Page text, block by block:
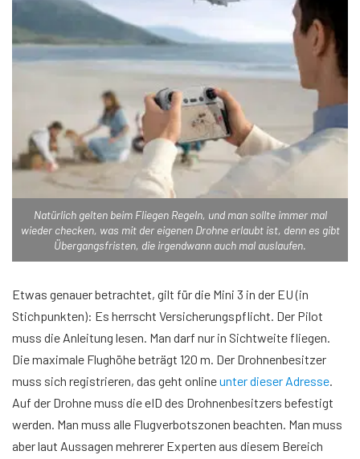
Natürlich gelten beim Fliegen Regeln, und man sollte immer mal
wieder checken, was mit der eigenen Drohne erlaubt ist, denn es gibt
Übergangsfristen, die irgendwann auch mal auslaufen.
Etwas genauer betrachtet, gilt für die Mini 3 in der EU (in
Stichpunkten): Es herrscht Versicherungspflicht. Der Pilot
muss die Anleitung lesen. Man darf nur in Sichtweite fliegen.
Die maximale Flughöhe beträgt 120 m. Der Drohnenbesitzer
muss sich registrieren, das geht onlineunter dieser Adresse.
Auf der Drohne muss die eID des Drohnenbesitzers befestigt
werden. Man muss alle Flugverbotszonen beachten. Man muss
aber laut Aussagen mehrerer Experten aus diesem Bereich